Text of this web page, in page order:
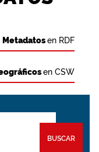
Metadatosen RDF
en CSW
BUSCAR